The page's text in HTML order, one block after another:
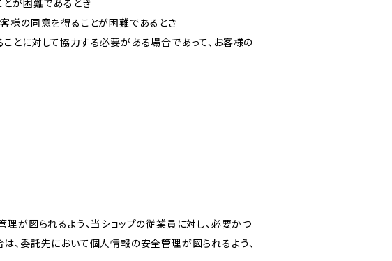
とが困難であるとき
様の同意を得ることが困難であるとき
とに対して協力する必要がある場合であって、お客様の
が図られるよう、当ショップの従業員に対し、必要かつ
、委託先において個人情報の安全管理が図られるよう、